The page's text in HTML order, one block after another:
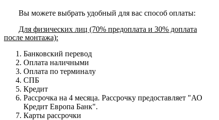
Вы можете выбрать удобный для вас способ оплаты:
Для физических лиц (70% предоплата и 30% доплата
после монтажа):
Банковский перевод
Оплата наличными
Оплата по терминалу
СПБ
Кредит
Рассрочка на 4 месяца. Рассрочку предоставляет "АО
Кредит Европа Банк".
Карты рассрочки